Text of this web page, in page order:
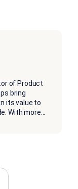
of Product
bring
its value to
With more